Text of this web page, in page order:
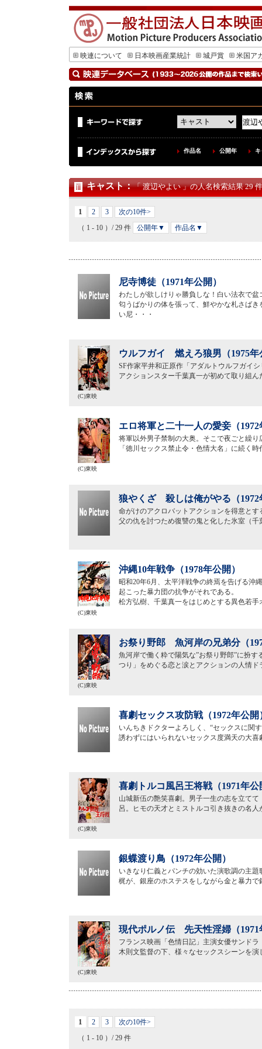
映連について 日本映画産業統計 城戸賞 米国ア
作品名 公開年
キャスト：「 渡辺やよい 」の人名検索結果 29 件
1 2 3
次の10件>
（ 1 - 10 ）/ 29 件
公開年▼ 作品名▼
尼寺博徒（1971年公開）
わたしが欲しけりゃ勝負しな！白い法衣で
匂うばかりの体を張って、鮮やかな札さば
い尼・・・
ウルフガイ 燃えろ狼男（1975年
SF作家平井和正原作「アダルトウルフガイ
アクションスター千葉真一が初めて取り組ん
(C)東映
エロ将軍と二十一人の愛妾（1972
将軍以外男子禁制の大奥。そこで夜ごと繰
「徳川セックス禁止令・色情大名」に続く時
(C)東映
狼やくざ 殺しは俺がやる（1972
命がけのアクロバットアクションを得意と
父の仇を討つため復讐の鬼と化した氷室（
沖縄10年戦争（1978年公開）
昭和20年6月、太平洋戦争の終焉を告げる沖
起こった暴力団の抗争がそれである。
松方弘樹、千葉真一をはじめとする異色若手
(C)東映
お祭り野郎 魚河岸の兄弟分（
魚河岸で働く粋で陽気な”お祭り野郎”に扮
つり」をめぐる恋と涙とアクションの人情ド
(C)東映
喜劇セックス攻防戦（1972年公開
いんちきドクターよろしく、“セックスに関
誘わずにはいられないセックス度満天の大喜
喜劇トルコ風呂王将戦（1971年公
山城新伍の艶笑喜劇。男子一生の志を立て
呂。ヒモの天才とミストルコ引き抜きの名
(C)東映
銀蝶渡り鳥（1972年公開）
いきなり仁義とパンチの効いた演歌調の主
梶が、銀座のホステスをしながら金と暴力
現代ポルノ伝 先天性淫婦（1971
フランス映画「色情日記」主演女優サンド
木則文監督の下、様々なセックスシーンを演
(C)東映
1 2 3
次の10件>
（ 1 - 10 ）/ 29 件